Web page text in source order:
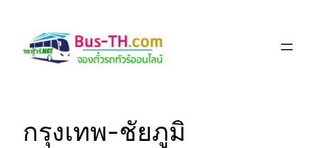
content
กรุงเทพ-ชัยภูมิ